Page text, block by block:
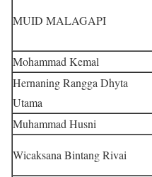
MUID MALAGAPI
Mohammad Kemal
Hernaning Rangga Dhyta
Utama
Muhammad Husni
Wicaksana Bintang Rivai